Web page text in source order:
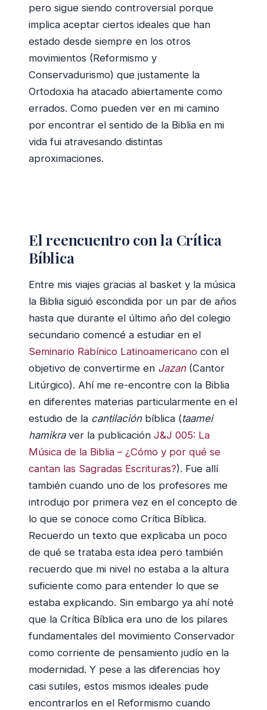
pero sigue siendo controversial porque
implica aceptar ciertos ideales que han
estado desde siempre en los otros
movimientos (Reformismo y
Conservadurismo) que justamente la
Ortodoxia ha atacado abiertamente como
errados. Como pueden ver en mi camino
por encontrar el sentido de la Biblia en mi
vida fui atravesando distintas
aproximaciones.
El reencuentro con la Crítica
Bíblica
Entre mis viajes gracias al basket y la música
la Biblia siguió escondida por un par de años
hasta que durante el último año del colegio
secundario comencé a estudiar en el
Seminario Rabínico Latinoamericano con el
objetivo de convertirme en Jazan (Cantor
Litúrgico). Ahí me re-encontre con la Biblia
en diferentes materias particularmente en el
estudio de la cantilaciónbíblica (taamei
hamikraver la publicación J&J 005: La
Música de la Biblia – ¿Cómo y por qué se
cantan las Sagradas Escrituras?). Fue allí
también cuando uno de los profesores me
introdujo por primera vez en el concepto de
lo que se conoce como Crítica Bíblica.
Recuerdo un texto que explicaba un poco
de qué se trataba esta idea pero también
recuerdo que mi nivel no estaba a la altura
suficiente como para entender lo que se
estaba explicando. Sin embargo ya ahí noté
que la Crítica Bíblica era uno de los pilares
fundamentales del movimiento Conservador
como corriente de pensamiento judío en la
modernidad. Y pese a las diferencias hoy
casi sutiles, estos mismos ideales pude
encontrarlos en el Reformismo cuando